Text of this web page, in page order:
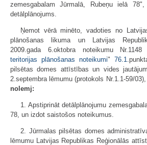
zemesgabalam Jūrmalā, Rubeņu ielā
detālplānojums.
Ņemot vērā minēto, vadoties no
plānošanas likuma un Latvijas
2009.gada 6.oktobra noteikumu
teritorijas plānošanas noteikumi" 76.1
pilsētas domes attīstības un vides
2.septembra lēmumu (protokols Nr.1.1-59/
nolemj:
1. Apstiprināt detālplānojumu
78, un izdot saistošos noteikumus.
2. Jūrmalas pilsētas domes
lēmumu Latvijas Republikas Reģionālās